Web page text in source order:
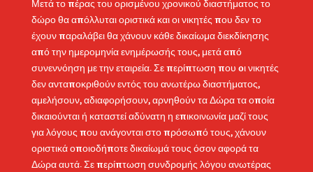
Μετά το πέρας του ορισμένου χρονικού διαστήματος το
δώρο θα απόλλυται οριστικά και οι νικητές που δεν το
έχουν παραλάβει θα χάνουν κάθε δικαίωμα διεκδίκησης
από την ημερομηνία ενημέρωσής τους, μετά από
συνεννόηση με την εταιρεία. Σε περίπτωση που oι νικητές
δεν ανταποκριθούν εντός του ανωτέρω διαστήματος,
αμελήσουν, αδιαφορήσουν, αρνηθούν τα Δώρα τα οποία
δικαιούνται ή καταστεί αδύνατη η επικοινωνία μαζί τους
για λόγους που ανάγονται στο πρόσωπό τους, χάνουν
οριστικά οποιοδήποτε δικαίωμά τους όσον αφορά τα
Δώρα αυτά. Σε περίπτωση συνδρομής λόγου ανωτέρας